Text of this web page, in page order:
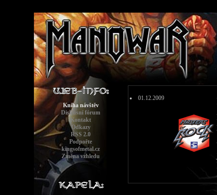
Kniha návštěv
Diskusní fórum
Kontakt
Odkazy
RSS 2.0
Podpořte
kingsofmetal.cz
Změna vzhledu
01.12.2009